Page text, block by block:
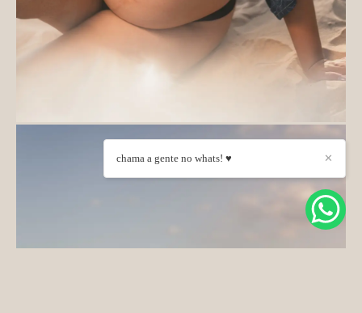
✕
chama a gente no whats! ♥